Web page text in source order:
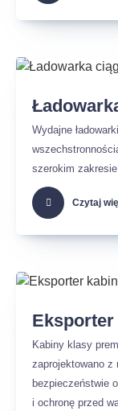
Wydajne
szerokim
Czytaj
Kabiny klasy
zaprojektowano
bezpieczeństwie
i ochronę przed